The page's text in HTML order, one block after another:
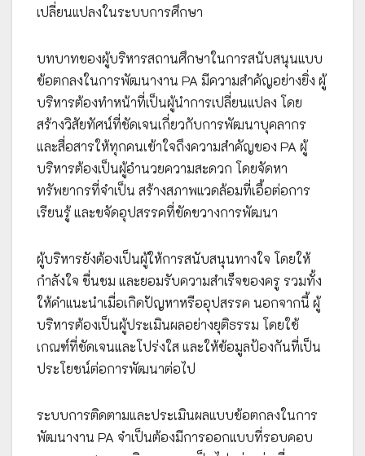
เปลี่ยนแปลงในระบบการศึกษา
บทบาทของผู้บริหารสถานศึกษาในการสนับสนุนแบบ
ข้อตกลงในการพัฒนางาน PA มีความสำคัญอย่างยิ่ง ผู้
บริหารต้องทำหน้าที่เป็นผู้นำการเปลี่ยนแปลง โดย
สร้างวิสัยทัศน์ที่ชัดเจนเกี่ยวกับการพัฒนาบุคลากร
และสื่อสารให้ทุกคนเข้าใจถึงความสำคัญของ PA ผู้
บริหารต้องเป็นผู้อำนวยความสะดวก โดยจัดหา
ทรัพยากรที่จำเป็น สร้างสภาพแวดล้อมที่เอื้อต่อการ
เรียนรู้ และขจัดอุปสรรคที่ขัดขวางการพัฒนา
ผู้บริหารยังต้องเป็นผู้ให้การสนับสนุนทางใจ โดยให้
กำลังใจ ชื่นชม และยอมรับความสำเร็จของครู รวมทั้ง
ให้คำแนะนำเมื่อเกิดปัญหาหรืออุปสรรค นอกจากนี้ ผู้
บริหารต้องเป็นผู้ประเมินผลอย่างยุติธรรม โดยใช้
เกณฑ์ที่ชัดเจนและโปร่งใส และให้ข้อมูลป้องกันที่เป็น
ประโยชน์ต่อการพัฒนาต่อไป
ระบบการติดตามและประเมินผลแบบข้อตกลงในการ
พัฒนางาน PA จำเป็นต้องมีการออกแบบที่รอบคอบ